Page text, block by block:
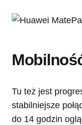
Tu też jest
stabilniejsze
do 14 godzin